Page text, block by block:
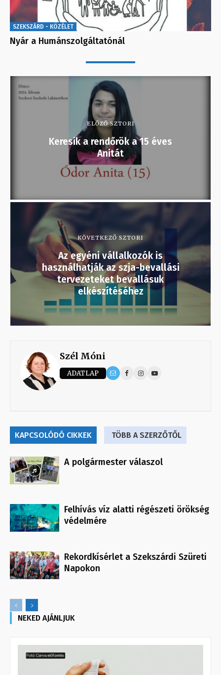
SZEKSZÁRD - KÖZÉLET
Nyár a Humánszolgáltatónál
ELŐZŐ SZTORI
Keresik a rendőrök a 15 éves
Anitát
KÖVETKEZŐ SZTORI
Az egyéni vállalkozók is
használhatják az szja-bevallási
tervezeteket bevallásuk
elkészítéséhez
Szél Móni
ADATLAP
KAPCSOLÓDÓ CIKKEK TÖBB A SZERZŐTŐL
A polgármester válaszol
Felhívás víz alatti régészeti örökség
védelmére
Rekordkísérlet a Szekszárdi Szüreti
Napokon
NEKED AJÁNLJUK